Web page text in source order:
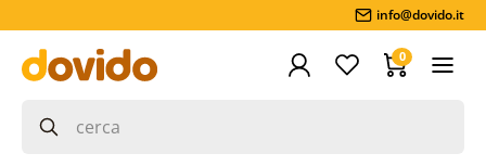
info@dovido.it
0